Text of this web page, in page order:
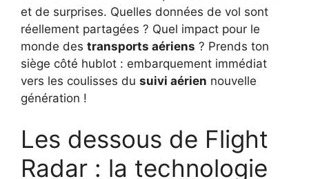
et de surprises. Quelles données de vol sont
réellement partagées ? Quel impact pour le
monde des transports aériens ? Prends ton
siège côté hublot : embarquement immédiat
vers les coulisses du suivi aérien nouvelle
génération !
Les dessous de Flight
Radar : la technologie